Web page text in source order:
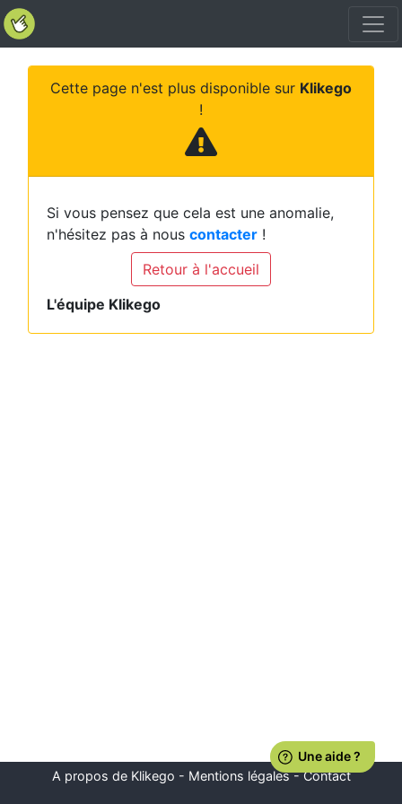
Cette page n'est plus disponible sur Klikego
!
Si vous pensez que cela est une anomalie,
n'hésitez pas à nous contacter !
Retour à l'accueil
L'équipe Klikego
A propos de Klikego - Mentions légales-Contact